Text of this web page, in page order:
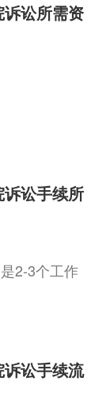
讼所需资
讼手续所
2-3个工作
讼手续流